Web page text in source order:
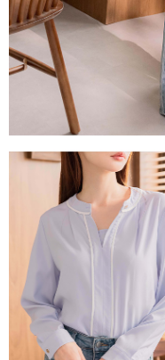
５．嚴禁一人註冊多個帳號或
恩沛科技股份有限公司將有權